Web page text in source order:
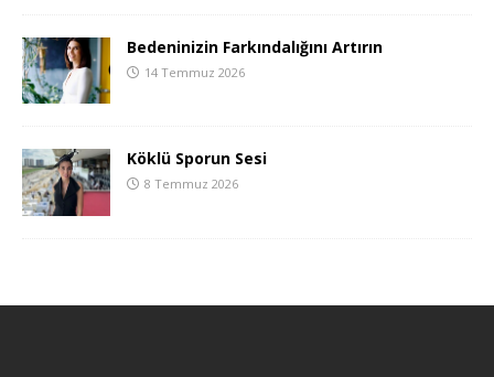
Bedeninizin Farkındalığını Artırın
14 Temmuz 2026
Köklü Sporun Sesi
8 Temmuz 2026